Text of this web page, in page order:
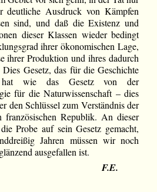
deutliche Ausdruck von Kämpfen
sind, und daß die Existenz und
dieser Klassen wieder bedingt
ihrer ökonomischen Lage,
ihrer Produktion und ihres dadurch
Dies Gesetz, das für die Geschichte
hat wie das Gesetz von der
für die Naturwissenschaft – dies
den Schlüssel zum Verständnis der
französischen Republik. An dieser
Probe auf sein Gesetz gemacht,
Jahren müssen wir noch
ausgefallen ist.
F.E.